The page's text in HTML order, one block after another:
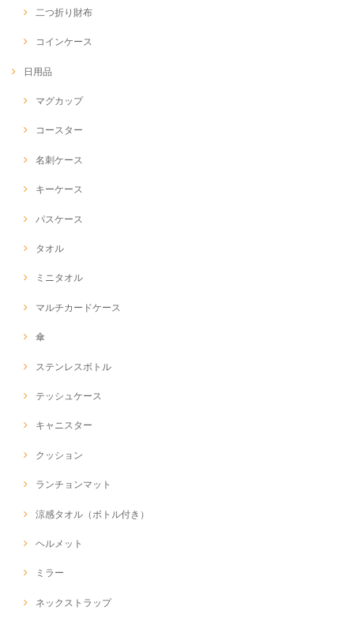
二つ折り財布
コインケース
日用品
マグカップ
コースター
名刺ケース
キーケース
パスケース
タオル
ミニタオル
マルチカードケース
傘
ステンレスボトル
テッシュケース
キャニスター
クッション
ランチョンマット
涼感タオル（ボトル付き）
ヘルメット
ミラー
ネックストラップ